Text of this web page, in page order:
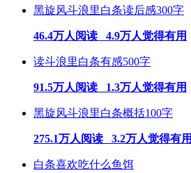
黑旋风斗浪里白条读后感300字
46.4万人阅读 4.9万人觉得有用
读斗浪里白条有感500字
91.5万人阅读 1.3万人觉得有用
黑旋风斗浪里白条概括100字
275.1万人阅读 3.2万人觉得有用
白条喜欢吃什么鱼饵